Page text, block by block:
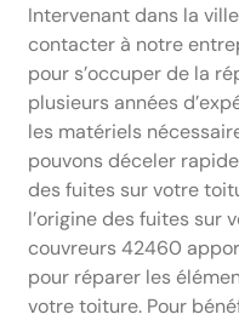
Intervenant dans la
contacter à notre
pour s’occuper de la
plusieurs années
les matériels
pouvons déceler
des fuites sur votre
l’origine des fuites sur
couvreurs 42460
pour réparer les
votre toiture. Pour